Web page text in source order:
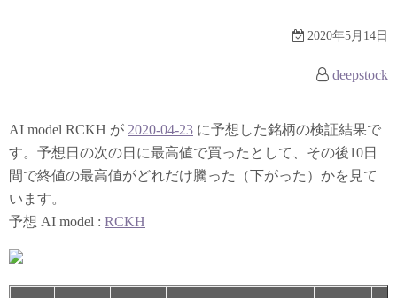
2020年5月14日
deepstock
AI model RCKH が 2020-04-23 に予想した銘柄の検証結果で
す。予想日の次の日に最高値で買ったとして、その後10日
間で終値の最高値がどれだけ騰った（下がった）かを見て
います。
予想 AI model : RCKH